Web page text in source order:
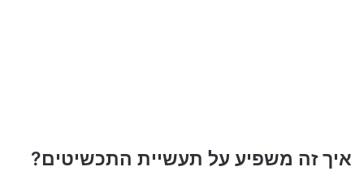
איך זה משפיע על תעשיית התכשיטים?